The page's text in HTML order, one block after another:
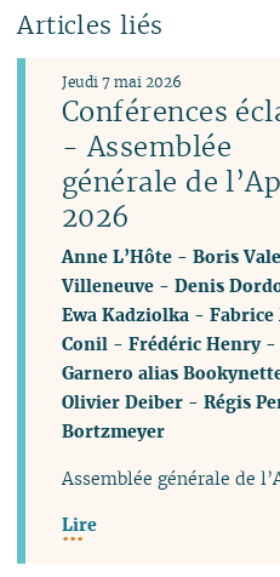
Articles liés
Conférences
- Assemblée
générale de
2026
Jeudi 7 mai 2026
Anne L’Hôte -Boris
Villeneuve -Denis
Ewa Kadziolka -
Conil -Frédéric Henry
Garnero alias
Olivier Deiber -Régis
Bortzmeyer
Assemblée générale de
Lire